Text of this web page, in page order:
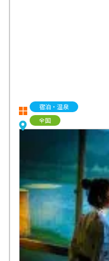
宿泊・温泉
全国